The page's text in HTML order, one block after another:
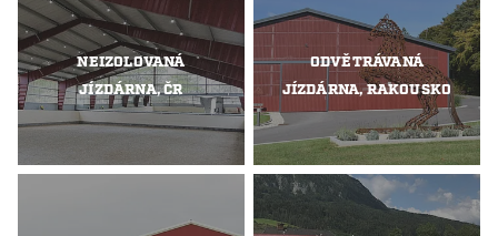
NEIZOLOVANÁ
JÍZDÁRNA, ČR
ODVĚTRÁVANÁ
JÍZDÁRNA, RAKOUSKO